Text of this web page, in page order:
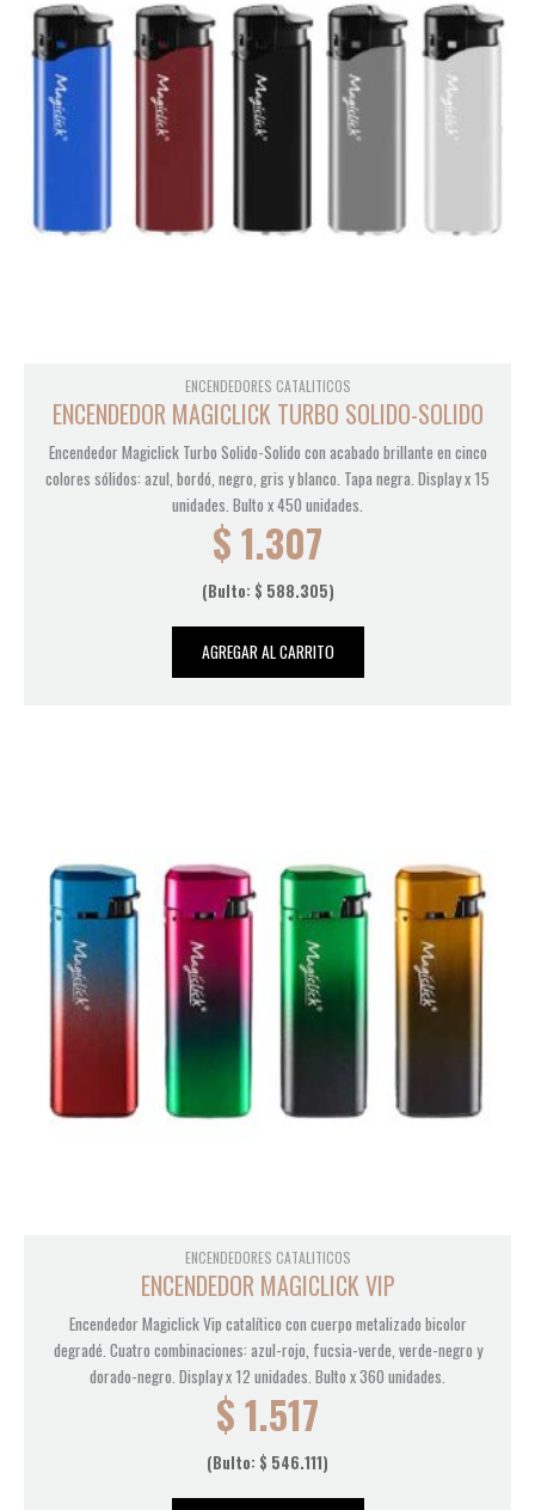
ENCENDEDORES CATALITICOS
ENCENDEDOR MAGICLICK TURBO SOLIDO-SOLIDO
Encendedor Magiclick Turbo Solido-Solido con acabado brillante en cinco
colores sólidos: azul, bordó, negro, gris y blanco. Tapa negra. Display x 15
unidades. Bulto x 450 unidades.
$1.307
(Bulto: $ 588.305)
AGREGAR AL CARRITO
ENCENDEDORES CATALITICOS
ENCENDEDOR MAGICLICK VIP
Encendedor Magiclick Vip catalítico con cuerpo metalizado bicolor
degradé. Cuatro combinaciones: azul-rojo, fucsia-verde, verde-negro y
dorado-negro. Display x 12 unidades. Bulto x 360 unidades.
$1.517
(Bulto: $ 546.111)